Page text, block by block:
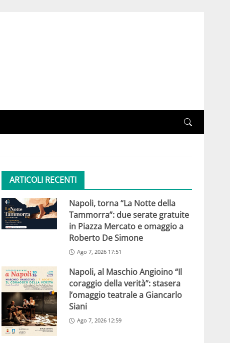
ARTICOLI RECENTI
Napoli, torna “La Notte della
Tammorra”: due serate gratuite
in Piazza Mercato e omaggio a
Roberto De Simone
Ago 7, 2026 17:51
Napoli, al Maschio Angioino “Il
coraggio della verità”: stasera
l’omaggio teatrale a Giancarlo
Siani
Ago 7, 2026 12:59